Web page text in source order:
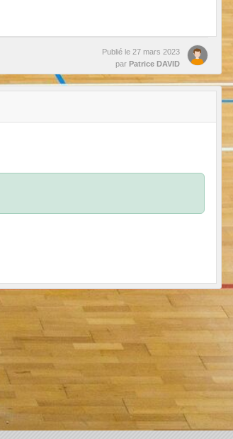
Publié le 27 mars 2023
par Patrice DAVID